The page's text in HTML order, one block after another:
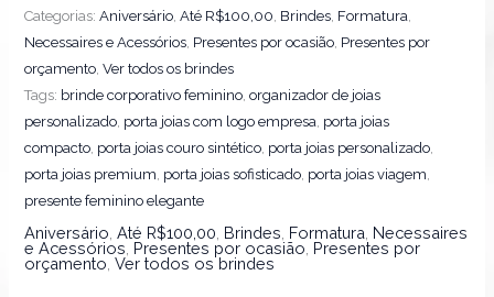
Categorias:Aniversário ,Até R$100,00 Brindes Formatura
Necessaires e Acessórios Presentes por ocasião Presentes por
orçamento ,Ver todos os brindes
Tags: brinde corporativo feminino ,organizador de joias
personalizado porta joias com logo empresa porta joias
compacto porta joias couro sintético porta joias personalizado
porta joias premium porta joias sofisticado porta joias viagem
presente feminino elegante
Aniversário ,Até R$100,00 Brindes Formatura Necessaires
e Acessórios Presentes por ocasião Presentes por
orçamento ,Ver todos os brindes